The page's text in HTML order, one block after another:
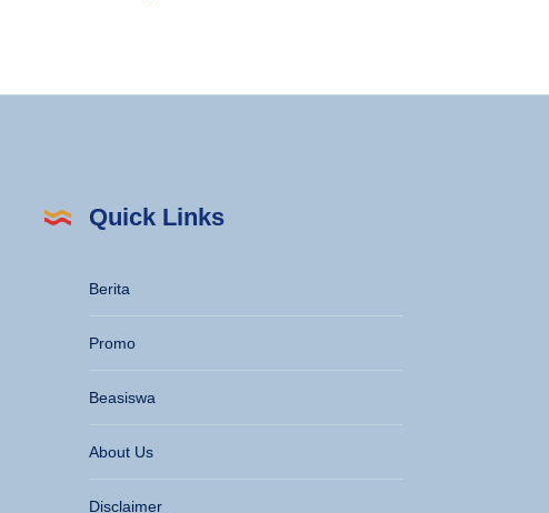
Quick Links
Berita
Promo
Beasiswa
About Us
Disclaimer